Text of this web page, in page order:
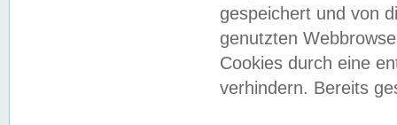
gespeichert und von
genutzten
Cookies durch eine
verhindern. Bereits